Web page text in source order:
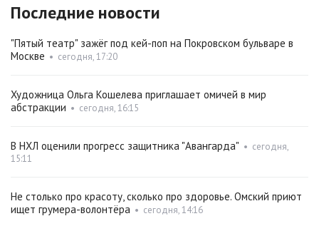
Последние новости
"Пятый театр" зажёг под кей-поп на Покровском бульваре в
Москве • сегодня, 17:20
Художница Ольга Кошелева приглашает омичей в мир
абстракции • сегодня, 16:15
В НХЛ оценили прогресс защитника "Авангарда" • сегодня,
15:11
Не столько про красоту, сколько про здоровье. Омский приют
ищет грумера-волонтёра • сегодня, 14:16